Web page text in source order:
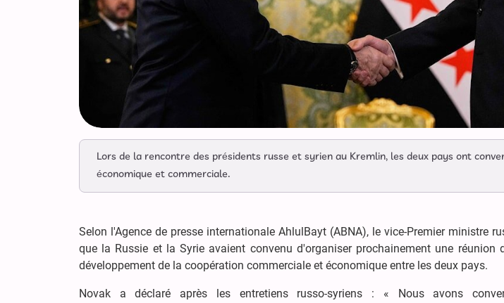
Lors de la rencontre des présidents russe et syrien au Kremlin, les deux pays ont
économique et commerciale.
Selon l'Agence de presse internationale AhlulBayt (ABNA), le vice-Premier ministre
que la Russie et la Syrie avaient convenu d'organiser prochainement une
développement de la coopération commerciale et économique entre les deux pays.
Novak a déclaré après les entretiens russo-syriens : « Nous avons